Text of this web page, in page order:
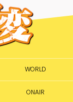
WORLD
ONAIR